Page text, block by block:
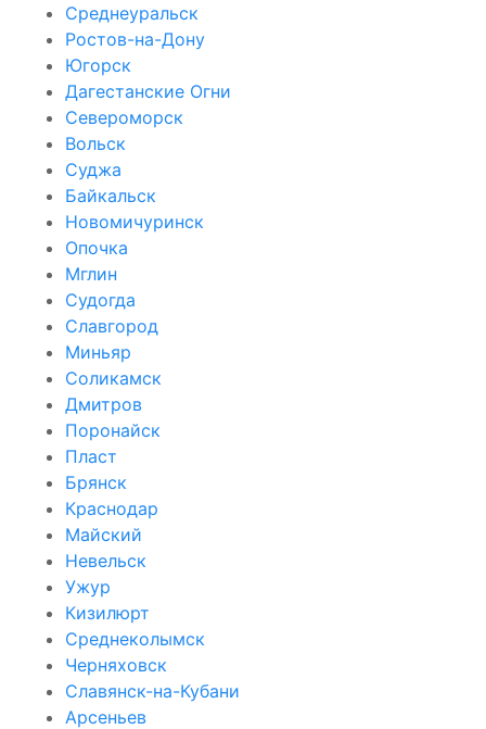
Среднеуральск
Ростов-на-Дону
Югорск
Дагестанские Огни
Североморск
Вольск
Суджа
Байкальск
Новомичуринск
Опочка
Мглин
Судогда
Славгород
Миньяр
Соликамск
Дмитров
Поронайск
Пласт
Брянск
Краснодар
Майский
Невельск
Ужур
Кизилюрт
Среднеколымск
Черняховск
Славянск-на-Кубани
Арсеньев